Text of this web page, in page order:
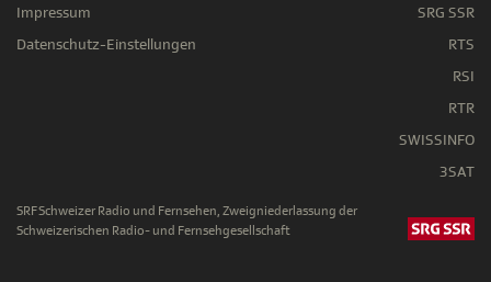
Impressum
Datenschutz-Einstellungen
SRG SSR
RTS
RSI
RTR
SWISSINFO
3SAT
SRF Schweizer Radio und Fernsehen, Zweigniederlassung der
Schweizerischen Radio- und Fernsehgesellschaft